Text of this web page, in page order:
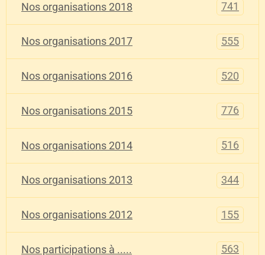
Nos organisations 2018 741
Nos organisations 2017 555
Nos organisations 2016 520
Nos organisations 2015 776
Nos organisations 2014 516
Nos organisations 2013 344
Nos organisations 2012 155
Nos participations à ..... 563